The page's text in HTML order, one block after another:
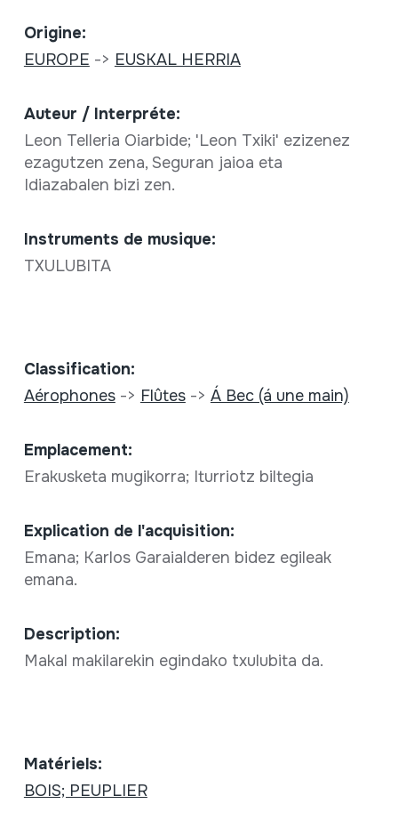
Origine:
EUROPE -> EUSKAL HERRIA
Auteur / Interpréte:
Leon Telleria Oiarbide; 'Leon Txiki' ezizenez
ezagutzen zena, Seguran jaioa eta
Idiazabalen bizi zen.
Instruments de musique:
TXULUBITA
Classification:
Aérophones-> Flûtes-> Á Bec (á une main)
Emplacement:
Erakusketa mugikorra; Iturriotz biltegia
Explication de l'acquisition:
Emana; Karlos Garaialderen bidez egileak
emana.
Description:
Makal makilarekin egindako txulubita da.
Matériels:
BOIS; PEUPLIER